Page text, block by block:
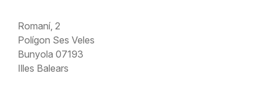
Romaní, 2
Polígon Ses Veles
Bunyola 07193
Illes Balears